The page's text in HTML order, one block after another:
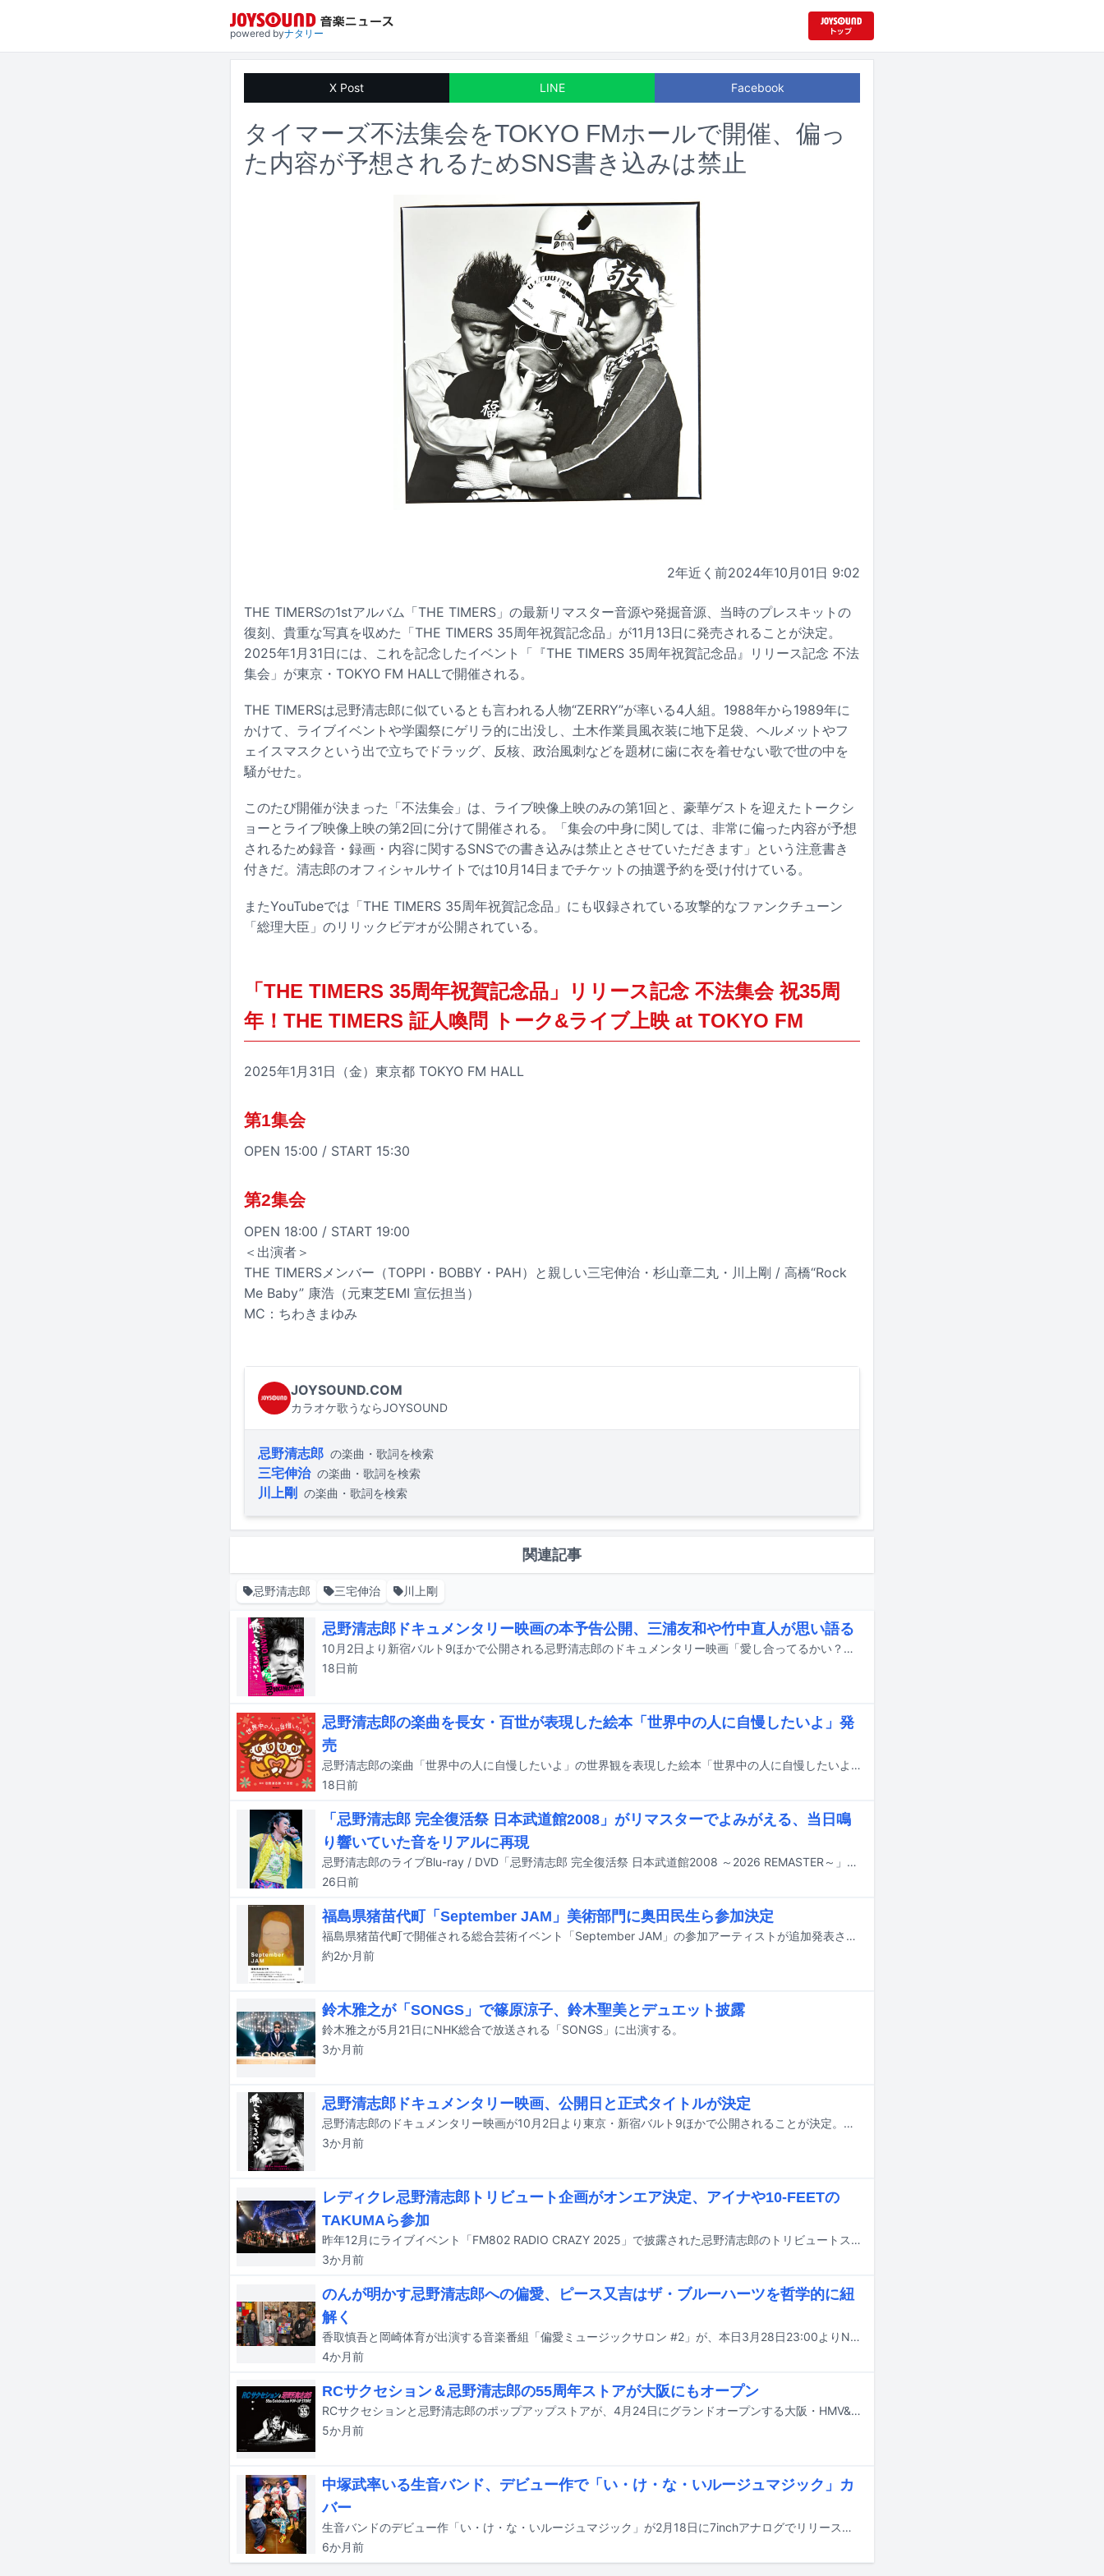
powered byナタリー
X Post LINE Facebook
タイマーズ不法集会をTOKYO FMホールで開催、偏っ
た内容が予想されるためSNS書き込みは禁止
2年近く前2024年10月01日 9:02
THE TIMERSの1stアルバム「THE TIMERS」の最新リマスター音源や発掘音源、当時のプレスキットの
復刻、貴重な写真を収めた「THE TIMERS 35周年祝賀記念品」が11月13日に発売されることが決定。
2025年1月31日には、これを記念したイベント「『THE TIMERS 35周年祝賀記念品』リリース記念 不法
集会」が東京・TOKYO FM HALLで開催される。
THE TIMERSは忌野清志郎に似ているとも言われる人物“ZERRY”が率いる4人組。1988年から1989年に
かけて、ライブイベントや学園祭にゲリラ的に出没し、土木作業員風衣装に地下足袋、ヘルメットやフ
ェイスマスクという出で立ちでドラッグ、反核、政治風刺などを題材に歯に衣を着せない歌で世の中を
騒がせた。
このたび開催が決まった「不法集会」は、ライブ映像上映のみの第1回と、豪華ゲストを迎えたトークシ
ョーとライブ映像上映の第2回に分けて開催される。「集会の中身に関しては、非常に偏った内容が予想
されるため録音・録画・内容に関するSNSでの書き込みは禁止とさせていただきます」という注意書き
付きだ。清志郎のオフィシャルサイトでは10月14日までチケットの抽選予約を受け付けている。
またYouTubeでは「THE TIMERS 35周年祝賀記念品」にも収録されている攻撃的なファンクチューン
「総理大臣」のリリックビデオが公開されている。
「THE TIMERS 35周年祝賀記念品」リリース記念 不法集会 祝35周
年！THE TIMERS 証人喚問 トーク&ライブ上映 at TOKYO FM
2025年1月31日（金）東京都 TOKYO FM HALL
第1集会
OPEN 15:00 / START 15:30
第2集会
OPEN 18:00 / START 19:00
＜出演者＞
THE TIMERSメンバー（TOPPI・BOBBY・PAH）と親しい三宅伸治・杉山章二丸・川上剛 / 高橋“Rock
Me Baby” 康浩（元東芝EMI 宣伝担当）
MC：ちわきまゆみ
JOYSOUND.COM
カラオケ歌うならJOYSOUND
忌野清志郎 の楽曲・歌詞を検索
三宅伸治 の楽曲・歌詞を検索
川上剛 の楽曲・歌詞を検索
関連記事
忌野清志郎 三宅伸治 川上剛
忌野清志郎ドキュメンタリー映画の本予告公開、三浦友和や竹中直人が思い語る
10月2日より新宿バルト9ほかで公開される忌野清志郎のドキュメンタリー映画「愛し合ってるかい？ 忌野清志郎が教えてくれた」の本予告映像が公開された。
18日前
忌野清志郎の楽曲を長女・百世が表現した絵本「世界中の人に自慢したいよ」発
売
忌野清志郎の楽曲「世界中の人に自慢したいよ」の世界観を表現した絵本「世界中の人に自慢したいよ」が、9月18日にリットーミュージックより発売される。
18日前
「忌野清志郎 完全復活祭 日本武道館2008」がリマスターでよみがえる、当日鳴
り響いていた音をリアルに再現
忌野清志郎のライブBlu-ray / DVD「忌野清志郎 完全復活祭 日本武道館2008 ～2026 REMASTER～」が9月30日にリリースされる。
26日前
福島県猪苗代町「September JAM」美術部門に奥田民生ら参加決定
福島県猪苗代町で開催される総合芸術イベント「September JAM」の参加アーティストが追加発表された。
約2か月前
鈴木雅之が「SONGS」で篠原涼子、鈴木聖美とデュエット披露
鈴木雅之が5月21日にNHK総合で放送される「SONGS」に出演する。
3か月前
忌野清志郎ドキュメンタリー映画、公開日と正式タイトルが決定
忌野清志郎のドキュメンタリー映画が10月2日より東京・新宿バルト9ほかで公開されることが決定。正式タイトルが「愛し合ってるかい？ 忌野清志郎が教えてくれた」であることが発表された。
3か月前
レディクレ忌野清志郎トリビュート企画がオンエア決定、アイナや10-FEETの
TAKUMAら参加
昨年12月にライブイベント「FM802 RADIO CRAZY 2025」で披露された忌野清志郎のトリビュートステージ「忌野清志郎 ナニワ・サリバン・ショー ー令和残侠伝ー」の模様が、5月3日21:00～22:00に放送されるFM802「802 BINTANG GARDEN『忌野清志郎 ナニワ・サリバン・ショー ー令和残侠伝ー』LIVE ON AIR!!」内でオンエアされる。
3か月前
のんが明かす忌野清志郎への偏愛、ピース又吉はザ・ブルーハーツを哲学的に紐
解く
香取慎吾と岡崎体育が出演する音楽番組「偏愛ミュージックサロン #2」が、本日3月28日23:00よりNHK総合で放送される。
4か月前
RCサクセション＆忌野清志郎の55周年ストアが大阪にもオープン
RCサクセションと忌野清志郎のポップアップストアが、4月24日にグランドオープンする大阪・HMV&BOOKS NAMBAにて同日より開催される。
5か月前
中塚武率いる生音バンド、デビュー作で「い・け・な・いルージュマジック」カ
バー
生音バンドのデビュー作「い・け・な・いルージュマジック」が2月18日に7inchアナログでリリースされる。
6か月前